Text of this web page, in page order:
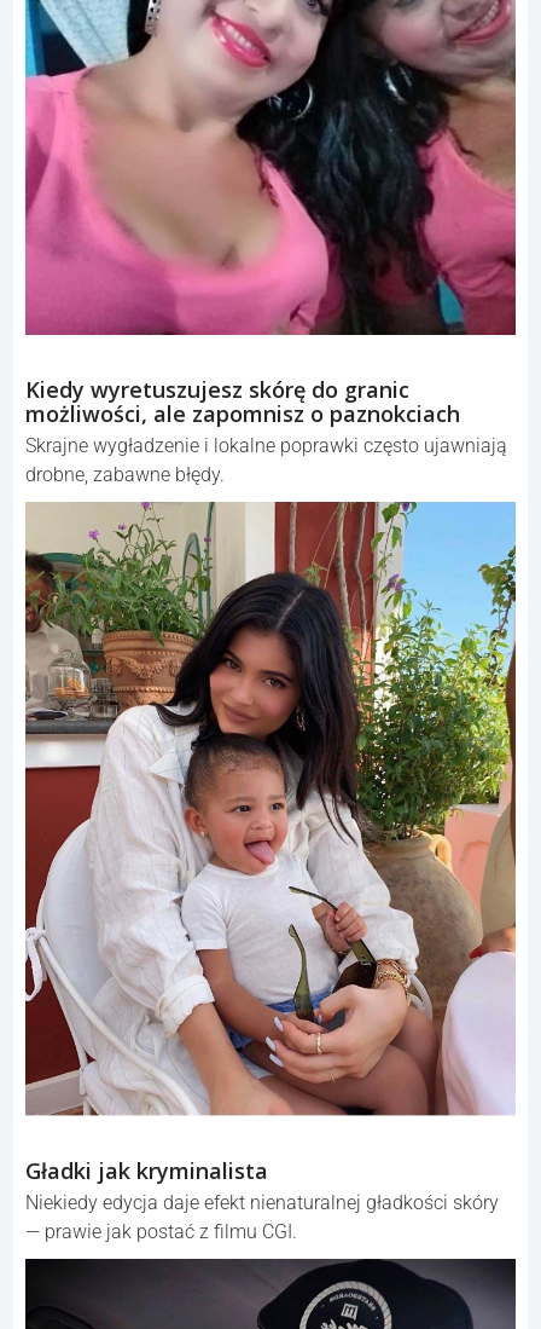
Kiedy wyretuszujesz skórę do granic
możliwości, ale zapomnisz o paznokciach
Skrajne wygładzenie i lokalne poprawki często ujawniają
drobne, zabawne błędy.
Gładki jak kryminalista
Niekiedy edycja daje efekt nienaturalnej gładkości skóry
— prawie jak postać z filmu CGI.